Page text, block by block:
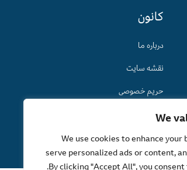
We
We use cookies to enhance
serve personalized ads or content,
By clicking "Accept All", you
کانون
درباره ما
نقشه سایت
حریم خصوصی
و توسعه توسط TechSharks.af